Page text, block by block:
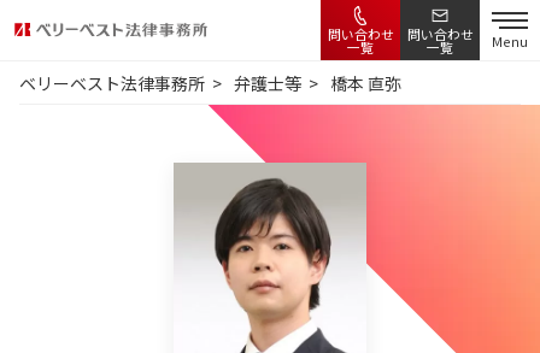
問い合わせ
一覧
問い合わせ
一覧 Menu
ベリーベスト法律事務所 弁護士等 橋本 直弥